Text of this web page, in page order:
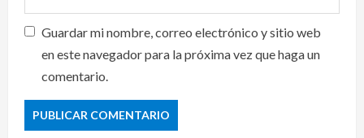
Guardar mi nombre, correo electrónico y sitio web
en este navegador para la próxima vez que haga un
comentario.